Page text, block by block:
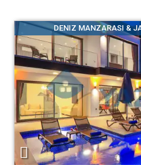
DENIZ MANZARASI &